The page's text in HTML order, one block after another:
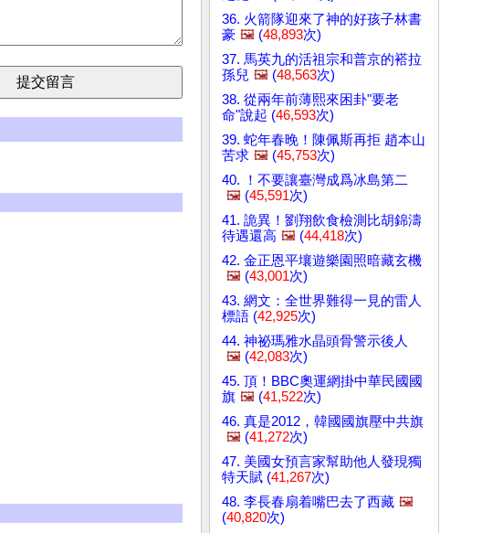
36. 火箭隊迎來了神的好孩子林書
豪 🖼️ (48,893次)
37. 馬英九的活祖宗和普京的褡拉
孫兒 🖼️ (48,563次)
38. 從兩年前薄熙來困卦"要老
命"說起 (46,593次)
39. 蛇年春晚！陳佩斯再拒 趙本山
苦求 🖼️ (45,753次)
40. ！不要讓臺灣成爲冰島第二
🖼️ (45,591次)
41. 詭異！劉翔飲食檢測比胡錦濤
待遇還高 🖼️ (44,418次)
42. 金正恩平壤遊樂園照暗藏玄機
🖼️ (43,001次)
43. 網文：全世界難得一見的雷人
標語 (42,925次)
44. 神祕瑪雅水晶頭骨警示後人
🖼️ (42,083次)
45. 頂！BBC奧運網掛中華民國國
旗 🖼️ (41,522次)
46. 真是2012，韓國國旗壓中共旗
🖼️ (41,272次)
47. 美國女預言家幫助他人發現獨
特天賦 (41,267次)
48. 李長春扇着嘴巴去了西藏 🖼️
(40,820次)